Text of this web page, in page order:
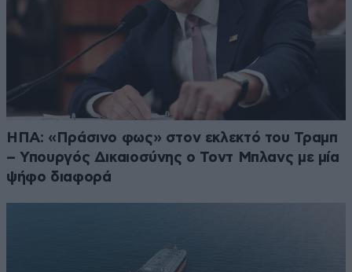
ΗΠΑ: «Πράσινο φως» στον εκλεκτό του Τραμπ
– Υπουργός Δικαιοσύνης ο Τοντ Μπλανς με μία
ψήφο διαφορά